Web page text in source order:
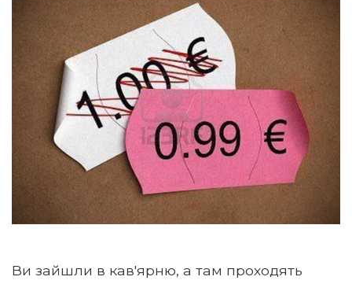
Ви зайшли в кав'ярню, а там проходять